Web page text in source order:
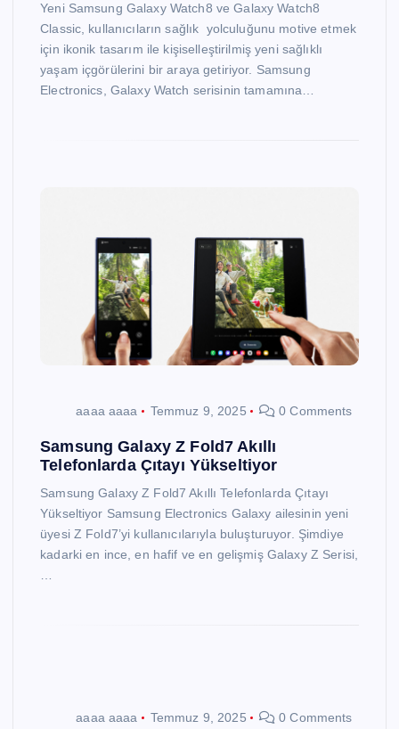
Yeni Samsung Galaxy Watch8 ve Galaxy Watch8
Classic, kullanıcıların sağlık yolculuğunu motive etmek
için ikonik tasarım ile kişiselleştirilmiş yeni sağlıklı
yaşam içgörülerini bir araya getiriyor. Samsung
Electronics, Galaxy Watch serisinin tamamına…
aaaa aaaa Temmuz 9, 2025 0 Comments
Samsung Galaxy Z Fold7 Akıllı
Telefonlarda Çıtayı Yükseltiyor
Samsung Galaxy Z Fold7 Akıllı Telefonlarda Çıtayı
Yükseltiyor Samsung Electronics Galaxy ailesinin yeni
üyesi Z Fold7’yi kullanıcılarıyla buluşturuyor. Şimdiye
kadarki en ince, en hafif ve en gelişmiş Galaxy Z Serisi,
aaaa aaaa Temmuz 9, 2025 0 Comments